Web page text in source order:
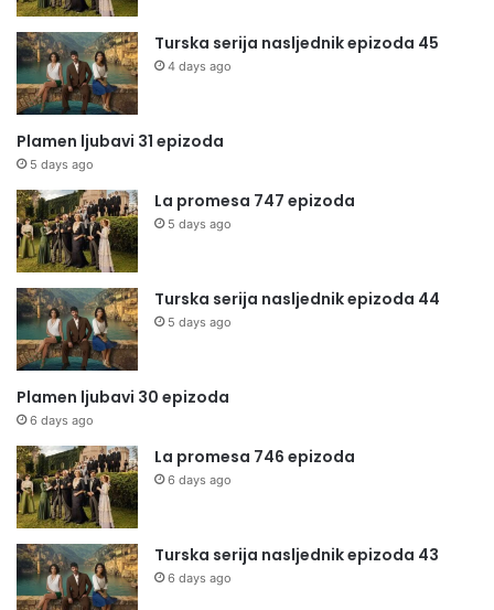
Turska serija nasljednik epizoda 45
4 days ago
Plamen ljubavi 31 epizoda
5 days ago
La promesa 747 epizoda
5 days ago
Turska serija nasljednik epizoda 44
5 days ago
Plamen ljubavi 30 epizoda
6 days ago
La promesa 746 epizoda
6 days ago
Turska serija nasljednik epizoda 43
6 days ago